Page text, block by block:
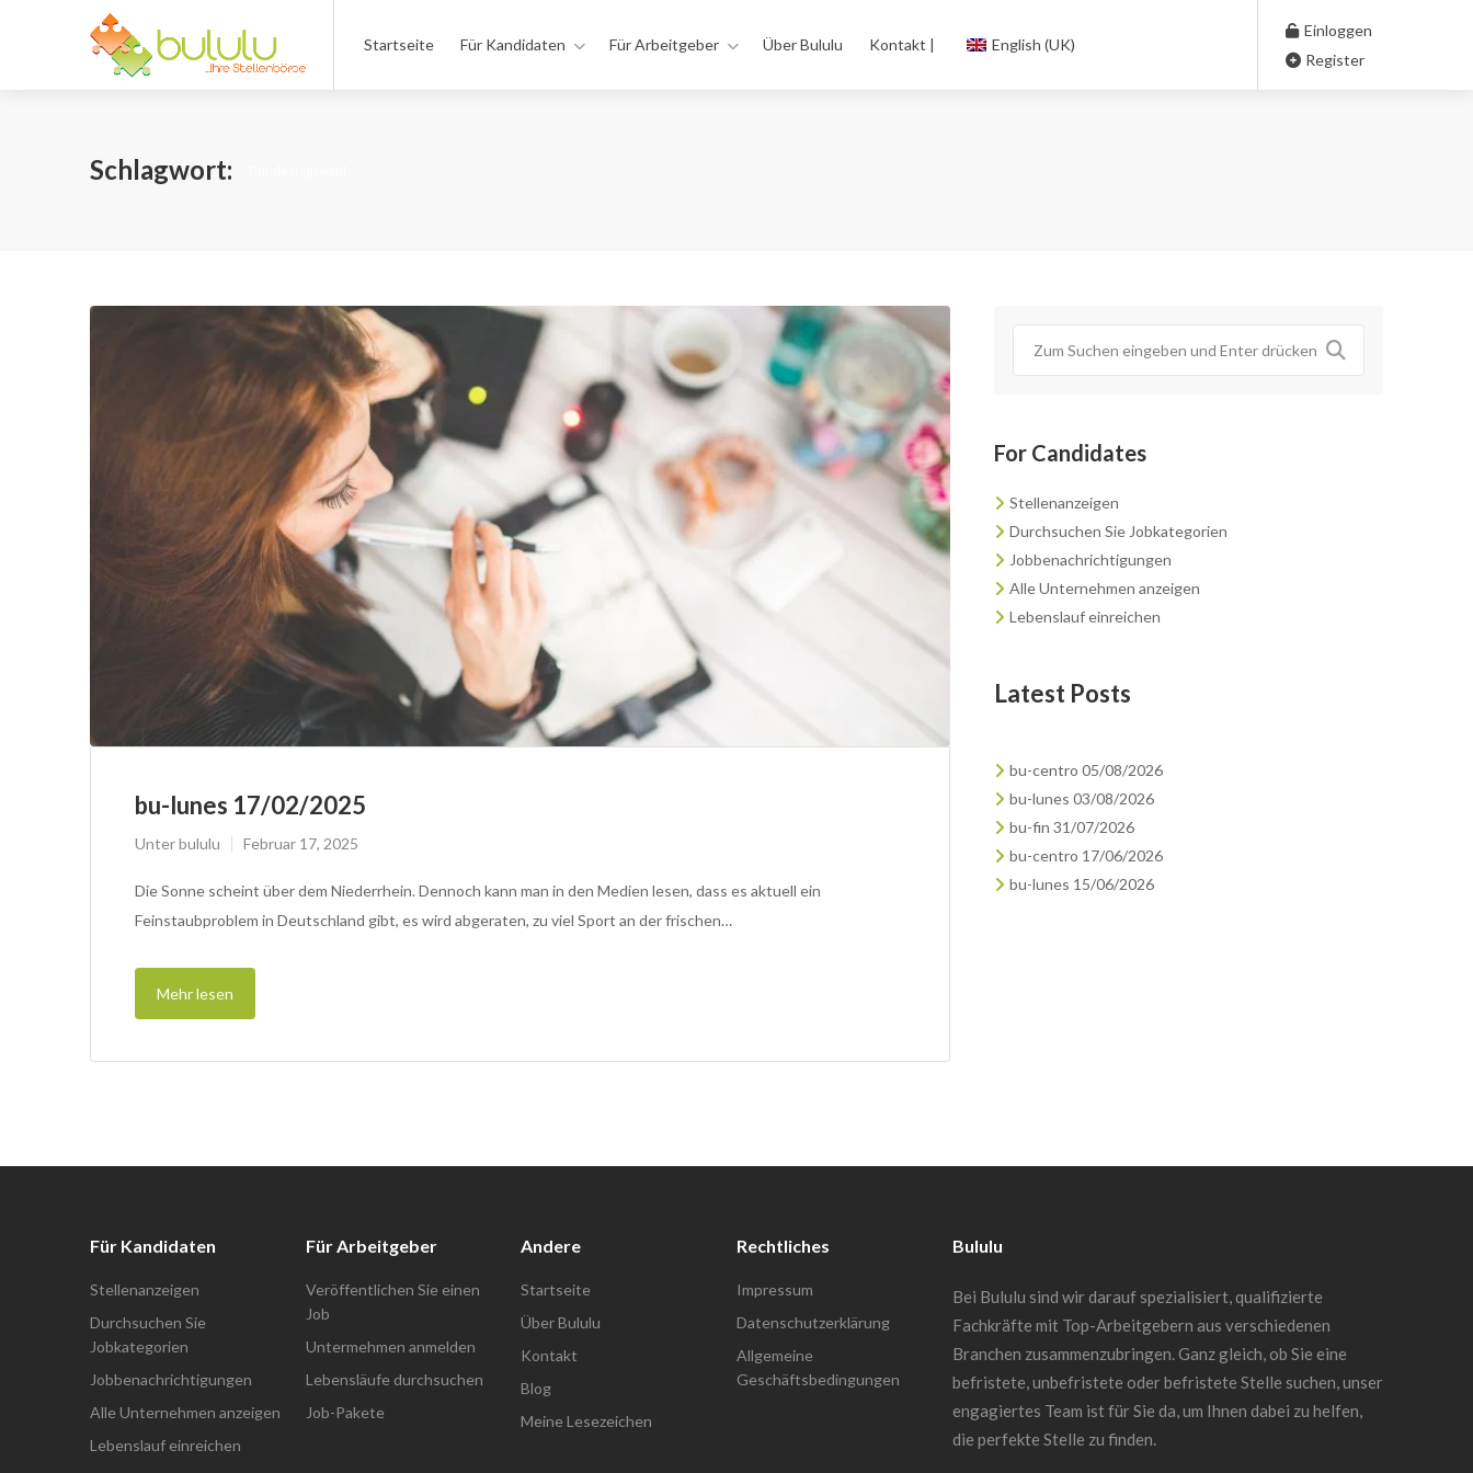
Startseite Für Kandidaten Für Arbeitgeber Über Bululu Kontakt | English (UK)
Einloggen
Register
Schlagwort:
bu-lunes 17/02/2025
Unterbululu Februar 17, 2025
Die Sonne scheint über dem Niederrhein. Dennoch kann man in den Medien lesen, dass es aktuell ein
Feinstaubproblem in Deutschland gibt, es wird abgeraten, zu viel Sport an der frischen…
Mehr lesen
For Candidates
Stellenanzeigen
Durchsuchen Sie Jobkategorien
Jobbenachrichtigungen
Alle Unternehmen anzeigen
Lebenslauf einreichen
Latest Posts
bu-centro 05/08/2026
bu-lunes 03/08/2026
bu-fin 31/07/2026
bu-centro 17/06/2026
bu-lunes 15/06/2026
Für Kandidaten
Stellenanzeigen
Durchsuchen Sie
Jobkategorien
Jobbenachrichtigungen
Alle Unternehmen anzeigen
Lebenslauf einreichen
Für Arbeitgeber
Veröffentlichen Sie einen
Job
Untermehmen anmelden
Lebensläufe durchsuchen
Job-Pakete
Andere
Startseite
Über Bululu
Kontakt
Blog
Meine Lesezeichen
Rechtliches
Impressum
Datenschutzerklärung
Allgemeine
Geschäftsbedingungen
Bululu
Bei Bululu sind wir darauf spezialisiert, qualifizierte
Fachkräfte mit Top-Arbeitgebern aus verschiedenen
Branchen zusammenzubringen. Ganz gleich, ob Sie eine
befristete, unbefristete oder befristete Stelle suchen, unser
engagiertes Team ist für Sie da, um Ihnen dabei zu helfen,
die perfekte Stelle zu finden.